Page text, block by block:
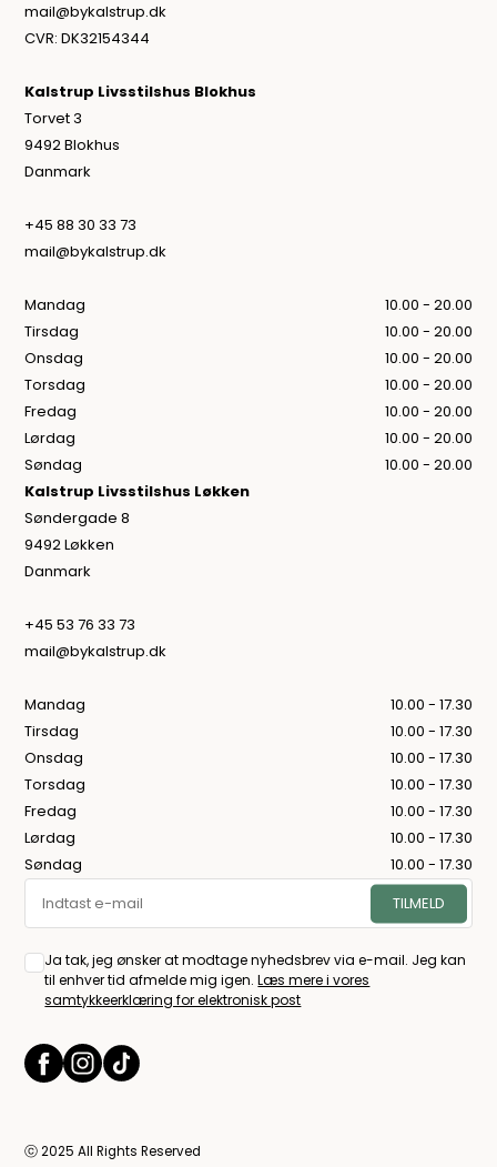
mail@bykalstrup.dk
CVR: DK32154344
Kalstrup Livsstilshus Blokhus
Torvet 3
9492 Blokhus
Danmark
+45 88 30 33 73
mail@bykalstrup.dk
Mandag
10.00 - 20.00
Tirsdag
10.00 - 20.00
Onsdag
10.00 - 20.00
Torsdag
10.00 - 20.00
Fredag
10.00 - 20.00
Lørdag
10.00 - 20.00
Søndag
10.00 - 20.00
Kalstrup Livsstilshus Løkken
Søndergade 8
9492 Løkken
Danmark
+45 53 76 33 73
mail@bykalstrup.dk
Mandag
10.00 - 17.30
Tirsdag
10.00 - 17.30
Onsdag
10.00 - 17.30
Torsdag
10.00 - 17.30
Fredag
10.00 - 17.30
Lørdag
10.00 - 17.30
Søndag
10.00 - 17.30
Ja tak, jeg ønsker at modtage nyhedsbrev via e-mail. Jeg kan
til enhver tid afmelde mig igen.Læs mere i vores
samtykkeerklæring for elektronisk post
ⓒ 2025 All Rights Reserved